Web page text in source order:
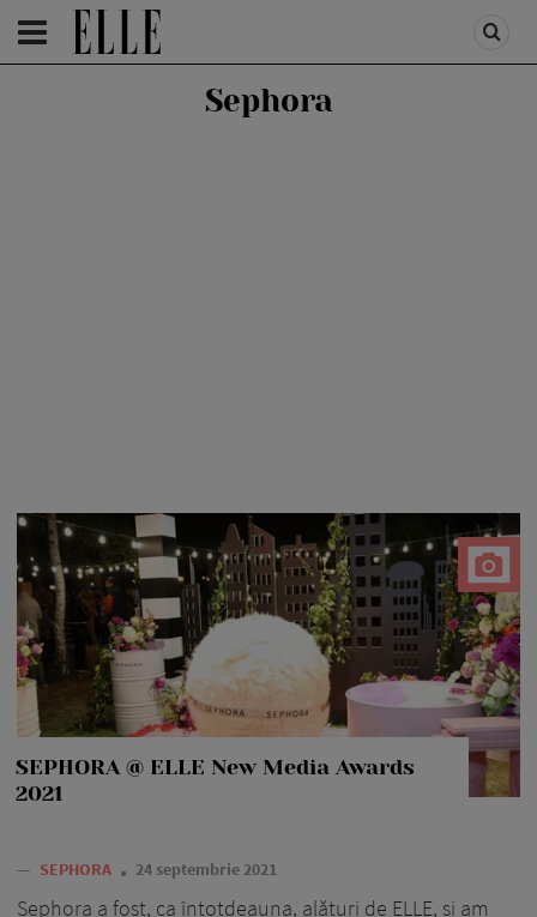
HOMEPAGE /LIFESTYLE
Sephora
SEPHORA @ ELLE New Media Awards
2021
— SEPHORA 24 septembrie 2021
Sephora a fost, ca întotdeauna, alături de ELLE, și am